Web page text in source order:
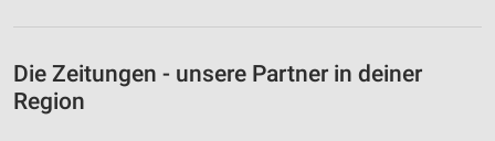
Die Zeitungen - unsere Partner in deiner
Region